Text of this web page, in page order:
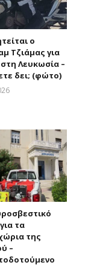
ο
Τζιάμας για
Λευκωσία –
δει; (φώτο)
τα
της
–